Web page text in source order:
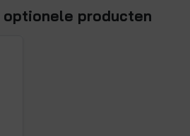
optionele producten